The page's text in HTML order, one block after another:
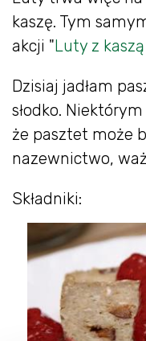
kaszę. Tym
akcji "Luty z
Dzisiaj jadłam
słodko.
że pasztet może
nazewnictwo,
Składniki: